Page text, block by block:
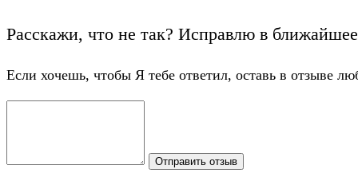
Расскажи, что не так? Исправлю в
Если хочешь, чтобы Я тебе ответил, оставь в отзыве
Отправить отзыв